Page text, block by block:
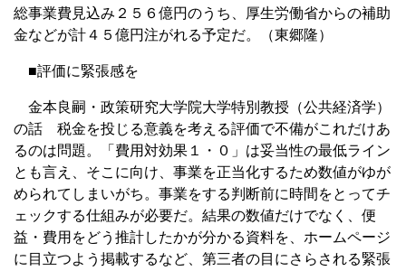
総事業費見込み２５６億円のうち、厚生労働省からの補助
金などが計４５億円注がれる予定だ。（東郷隆）
■評価に緊張感を
金本良嗣・政策研究大学院大学特別教授（公共経済学）
の話 税金を投じる意義を考える評価で不備がこれだけあ
るのは問題。「費用対効果１・０」は妥当性の最低ライン
とも言え、そこに向け、事業を正当化するため数値がゆが
められてしまいがち。事業をする判断前に時間をとってチ
ェックする仕組みが必要だ。結果の数値だけでなく、便
益・費用をどう推計したかが分かる資料を、ホームページ
に目立つよう掲載するなど、第三者の目にさらされる緊張